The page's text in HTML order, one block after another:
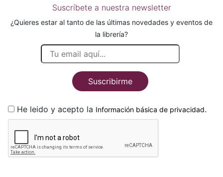
Suscríbete a nuestra newsletter
¿Quieres estar al tanto de las últimas novedades y eventos de
la librería?
Suscribirme
He leido y acepto la Información básica de privacidad.